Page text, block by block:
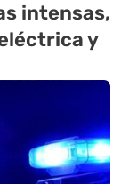
intensas,
y